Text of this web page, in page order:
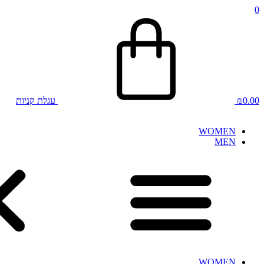
0
₪0.00 עגלת קניות
WOMEN
MEN
WOMEN